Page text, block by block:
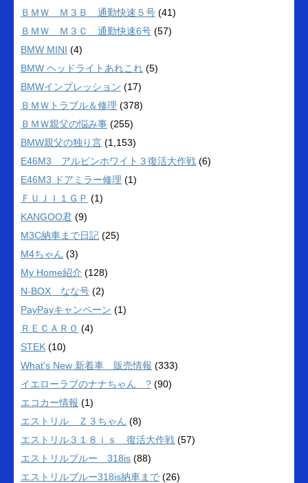
ＢＭＷ Ｍ３Ｂ 通勤快速５号 (41)
ＢＭＷ Ｍ３Ｃ 通勤快速6号 (57)
BMW MINI (4)
BMW ヘッドライトあれこれ (5)
BMWインプレッション (17)
ＢＭＷトラブル＆修理 (378)
ＢＭＷ親父の悩み事 (255)
BMW親父の独り言 (1,153)
E46M3 アルピンホワイト３復活大作戦 (6)
E46M3 ドアミラー修理 (1)
ＦＵＪＩ１ＧＰ (1)
KANGOO君 (9)
M3C納車まで日記 (25)
M4ちゃん (3)
My Home紹介 (128)
N-BOX なな号 (2)
PayPayキャンペーン (1)
ＲＥＣＡＲＯ (4)
STEK (10)
What's New 新着車 販売情報 (333)
イエローラブのナナちゃん ? (90)
エコカー情報 (1)
エストリル Ｚ３ちゃん (8)
エストリル３１８ｉｓ 復活大作戦 (57)
エストリルブルー 318is (88)
エストリルブルー318is納車まで (26)